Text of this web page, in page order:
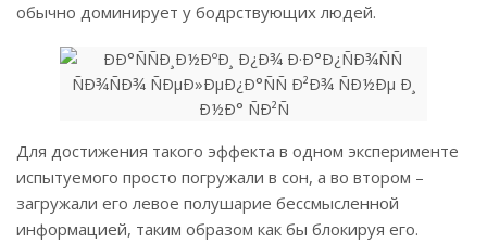
обычно доминирует у бодрствующих людей.
Для достижения такого эффекта в одном эксперименте
испытуемого просто погружали в сон, а во втором –
загружали его левое полушарие бессмысленной
информацией, таким образом как бы блокируя его.